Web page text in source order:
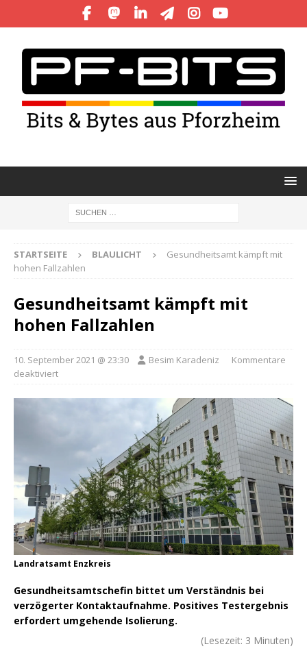
STARTSEITE BLAULICHT
Gesundheitsamt kämpft mit
hohen Fallzahlen
Gesundheitsamt kämpft mit
hohen Fallzahlen
10. September 2021 @ 23:30 Besim Karadeniz
Kommentare
deaktiviert
Landratsamt Enzkreis
Gesundheitsamtschefin bittet um Verständnis bei
verzögerter Kontaktaufnahme. Positives Testergebnis
erfordert umgehende Isolierung.
(Lesezeit: 3 Minuten)